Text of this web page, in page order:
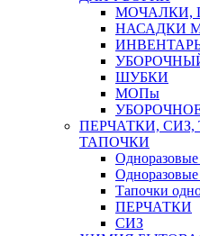
МОЧАЛКИ,
НАСАДКИ
ШУБКИ
МОПы
ПЕРЧАТКИ,
ТАПОЧКИ
Тапочки
ПЕРЧАТКИ
СИЗ